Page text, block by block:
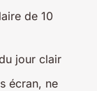
de 10
jour clair
écran, ne